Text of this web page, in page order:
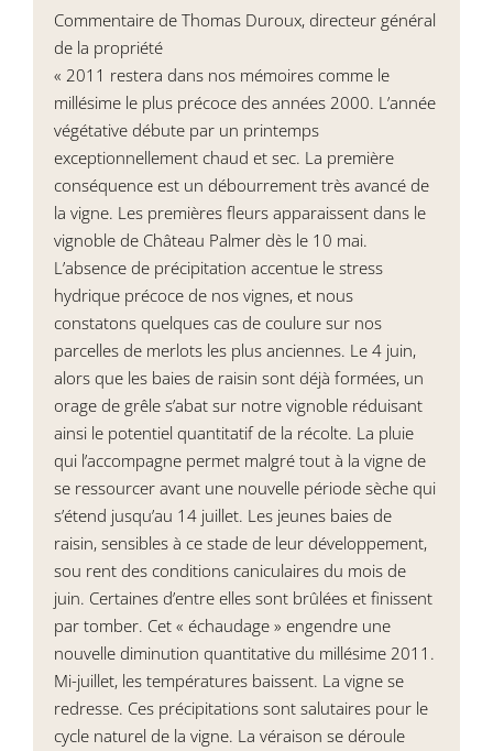
Commentaire de Thomas Duroux, directeur général
de la propriété
« 2011 restera dans nos mémoires comme le
millésime le plus précoce des années 2000. L’année
végétative débute par un printemps
exceptionnellement chaud et sec. La première
conséquence est un débourrement très avancé de
la vigne. Les premières fleurs apparaissent dans le
vignoble de Château Palmer dès le 10 mai.
L’absence de précipitation accentue le stress
hydrique précoce de nos vignes, et nous
constatons quelques cas de coulure sur nos
parcelles de merlots les plus anciennes. Le 4 juin,
alors que les baies de raisin sont déjà formées, un
orage de grêle s’abat sur notre vignoble réduisant
ainsi le potentiel quantitatif de la récolte. La pluie
qui l’accompagne permet malgré tout à la vigne de
se ressourcer avant une nouvelle période sèche qui
s’étend jusqu’au 14 juillet. Les jeunes baies de
raisin, sensibles à ce stade de leur développement,
sou rent des conditions caniculaires du mois de
juin. Certaines d’entre elles sont brûlées et finissent
par tomber. Cet « échaudage » engendre une
nouvelle diminution quantitative du millésime 2011.
Mi-juillet, les températures baissent. La vigne se
redresse. Ces précipitations sont salutaires pour le
cycle naturel de la vigne. La véraison se déroule